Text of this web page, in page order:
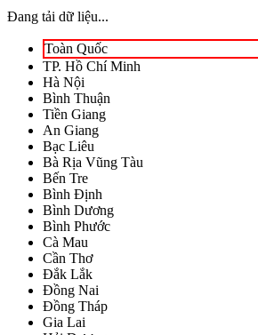
Đang tải dữ liệu...
Toàn Quốc
TP. Hồ Chí Minh
Hà Nội
Bình Thuận
Tiền Giang
An Giang
Bạc Liêu
Bà Rịa Vũng Tàu
Bến Tre
Bình Định
Bình Dương
Bình Phước
Cà Mau
Cần Thơ
Đắk Lắk
Đồng Nai
Đồng Tháp
Gia Lai